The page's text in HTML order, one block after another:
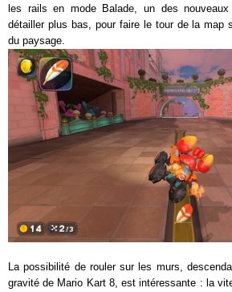
les rails en mode Balade, un des
détailler plus bas, pour faire le tour de la map
du paysage.
La possibilité de rouler sur les murs,
gravité de Mario Kart 8, est intéressante : la